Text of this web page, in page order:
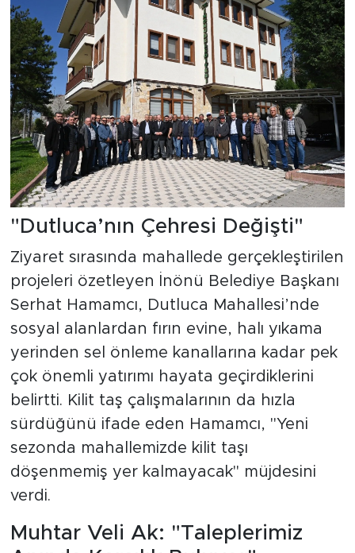
"Dutluca’nın Çehresi Değişti"
Ziyaret sırasında mahallede gerçekleştirilen
projeleri özetleyen İnönü Belediye Başkanı
Serhat Hamamcı, Dutluca Mahallesi’nde
sosyal alanlardan fırın evine, halı yıkama
yerinden sel önleme kanallarına kadar pek
çok önemli yatırımı hayata geçirdiklerini
belirtti. Kilit taş çalışmalarının da hızla
sürdüğünü ifade eden Hamamcı, "Yeni
sezonda mahallemizde kilit taşı
döşenmemiş yer kalmayacak" müjdesini
verdi.
Muhtar Veli Ak: "Taleplerimiz